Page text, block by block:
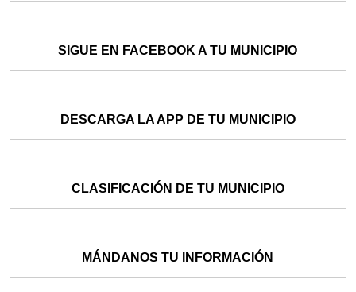
SIGUE EN FACEBOOK A TU MUNICIPIO
DESCARGA LA APP DE TU MUNICIPIO
CLASIFICACIÓN DE TU MUNICIPIO
MÁNDANOS TU INFORMACIÓN